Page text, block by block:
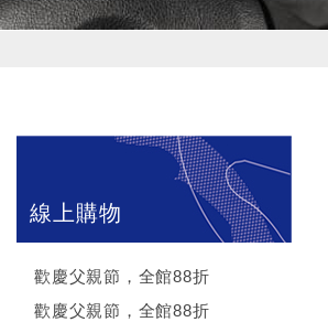
線上購物
歡慶父親節，全館88折
歡慶父親節，全館88折